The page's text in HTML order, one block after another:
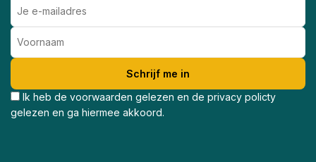
Ik heb de voorwaarden gelezen en de privacy policty
gelezen en ga hiermee akkoord.